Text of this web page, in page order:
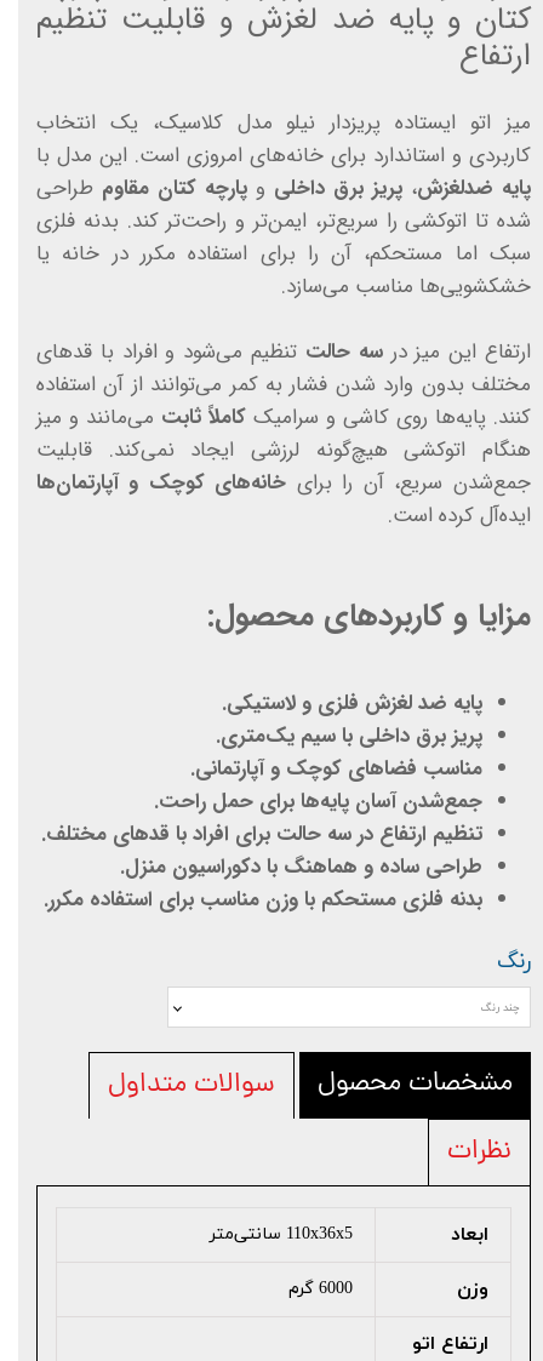
کتان و پایه ضد لغزش و قابلیت تنظیم
ارتفاع
میز اتو ایستاده پریزدار نیلو مدل کلاسیک، یک انتخاب
کاربردی و استاندارد برای خانه‌های امروزی است. این مدل با
پایه ضدلغزش، پریز برق داخلی و پارچه کتان مقاوم طراحی
شده تا اتوکشی را سریع‌تر، ایمن‌تر و راحت‌تر کند. بدنه فلزی
سبک اما مستحکم، آن را برای استفاده مکرر در خانه یا
خشکشویی‌ها مناسب می‌سازد.
ارتفاع این میز درسه حالت تنظیم می‌شود و افراد با قدهای
مختلف بدون وارد شدن فشار به کمر می‌توانند از آن استفاده
کنند. پایه‌ها روی کاشی و سرامیک کاملاً ثابت می‌مانند و میز
هنگام اتوکشی هیچ‌گونه لرزشی ایجاد نمی‌کند. قابلیت
جمع‌شدن سریع، آن را برای خانه‌های کوچک و آپارتمان‌ها
ایده‌آل کرده است.
مزایا و کاربردهای محصول:
پایه ضد لغزش فلزی و لاستیکی.
پریز برق داخلی با سیم یک‌متری.
مناسب فضاهای کوچک و آپارتمانی.
جمع‌شدن آسان پایه‌ها برای حمل راحت.
تنظیم ارتفاع در سه حالت برای افراد با قدهای مختلف.
طراحی ساده و هماهنگ با دکوراسیون منزل.
بدنه فلزی مستحکم با وزن مناسب برای استفاده مکرر.
رنگ
چند رنگ
مشخصات محصول
سوالات متداول
نظرات
ابعاد 110x36x5 سانتی‌متر
وزن 6000 گرم
ارتفاع اتو